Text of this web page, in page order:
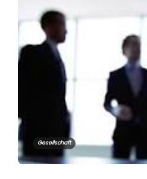
Gesellschaft